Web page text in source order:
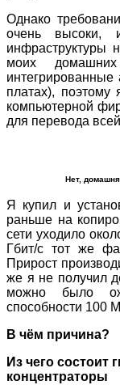
Однако
очень
инфраструктуры
моих
платах),
компьютерной
для перевода
Нет,
Я купил и
раньше на
сети уходило
Гбит/с тот же
Прирост
же я не получил
можно было
способности 100
В чём причина?
Из чего состоит
концентраторы